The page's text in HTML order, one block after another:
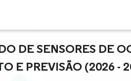
DE SENSORES DE
E PREVISÃO (2026 -